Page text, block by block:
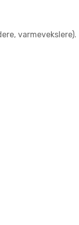
varmevekslere).